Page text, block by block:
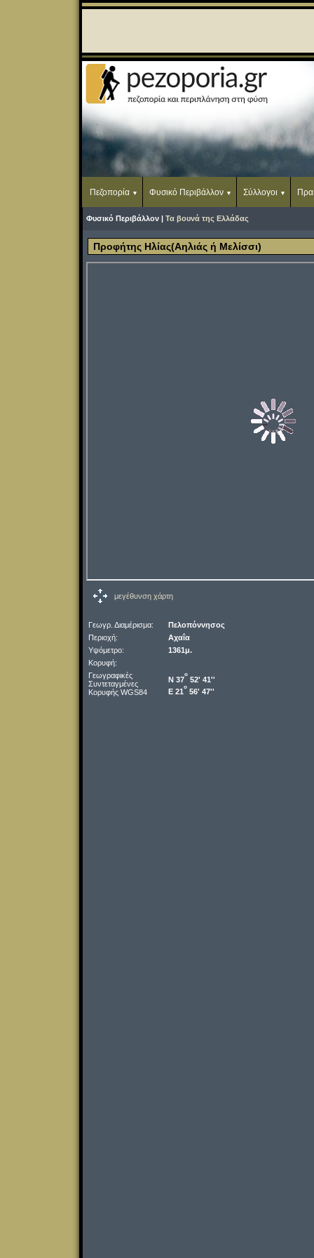
Πεζοπορία Φυσικό Περιβάλλον Σύλλογοι
Φυσικό Περιβάλλον | Τα βουνά της Ελλάδας
Προφήτης Ηλίας(Αηλιάς ή Μελίσσι)
μεγέθυνση χάρτη
Γεωγρ. Διαμέρισμα:
Πελοπόννησος
Περιοχή:
Αχαΐα
Υψόμετρο:
1361μ.
Κορυφή:
Γεωγραφικές
Συντεταγμένες
Κορυφής WGS84
Ν 37
o
52' 41''
Ε 21
o
56' 47''